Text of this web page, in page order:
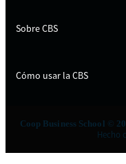
Sobre CBS
Cómo usar la CBS
Coop Business School ©
Hecho